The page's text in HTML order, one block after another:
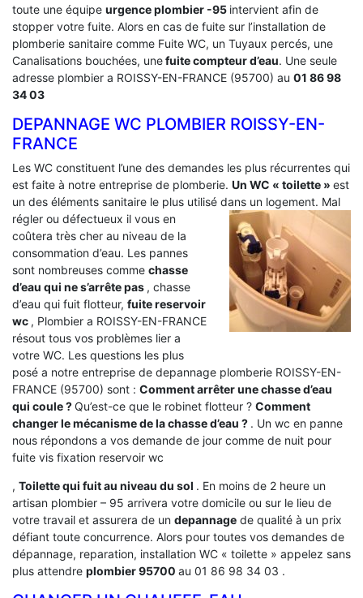
toute une équipe urgence plombier -95 intervient afin de
stopper votre fuite. Alors en cas de fuite sur l’installation de
plomberie sanitaire comme Fuite WC, un Tuyaux percés, une
Canalisations bouchées, unefuite compteur d’eau. Une seule
adresse plombier a ROISSY-EN-FRANCE (95700) au 01 86 98
34 03
DEPANNAGE WC PLOMBIER ROISSY-EN-
FRANCE
Les WC constituent l’une des demandes les plus récurrentes qui
est faite à notre entreprise de plomberie. Un WC « toilette » est
un des éléments sanitaire le plus utilisé dans un logement. Mal
régler ou défectueux il vous en
coûtera très cher au niveau de la
consommation d’eau. Les pannes
sont nombreuses comme chasse
d’eau qui ne s’arrête pas , chasse
d’eau qui fuit flotteur, fuite reservoir
wc , Plombier a ROISSY-EN-FRANCE
résout tous vos problèmes lier a
votre WC. Les questions les plus
posé a notre entreprise de depannage plomberie ROISSY-EN-
FRANCE (95700) sont : Comment arrêter une chasse d’eau
qui coule ?Qu’est-ce que le robinet flotteur ? Comment
changer le mécanisme de la chasse d’eau ? . Un wc en panne
nous répondons a vos demande de jour comme de nuit pour
fuite vis fixation reservoir wc
, Toilette qui fuit au niveau du sol . En moins de 2 heure un
artisan plombier – 95 arrivera votre domicile ou sur le lieu de
votre travail et assurera de un depannage de qualité à un prix
défiant toute concurrence. Alors pour toutes vos demandes de
dépannage, reparation, installation WC « toilette » appelez sans
plus attendre plombier 95700 au 01 86 98 34 03 .